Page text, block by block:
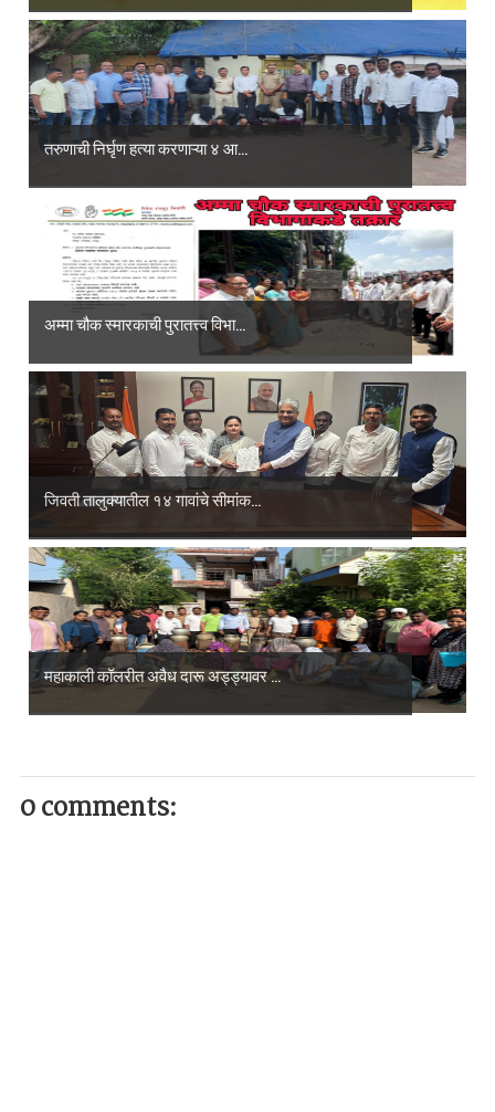
तरुणाची निर्घृण हत्या करणाऱ्या ४ आ...
अम्मा चौक स्मारकाची पुरातत्त्व विभा...
जिवती तालुक्यातील १४ गावांचे सीमांक...
महाकाली कॉलरीत अवैध दारू अड्ड्यावर ...
0 comments: